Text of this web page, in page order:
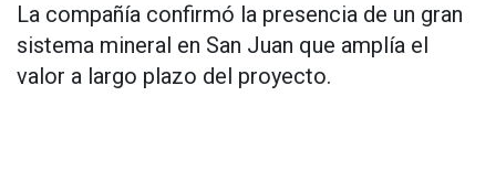
La compañía confirmó la presencia de un gran
sistema mineral en San Juan que amplía el
valor a largo plazo del proyecto.